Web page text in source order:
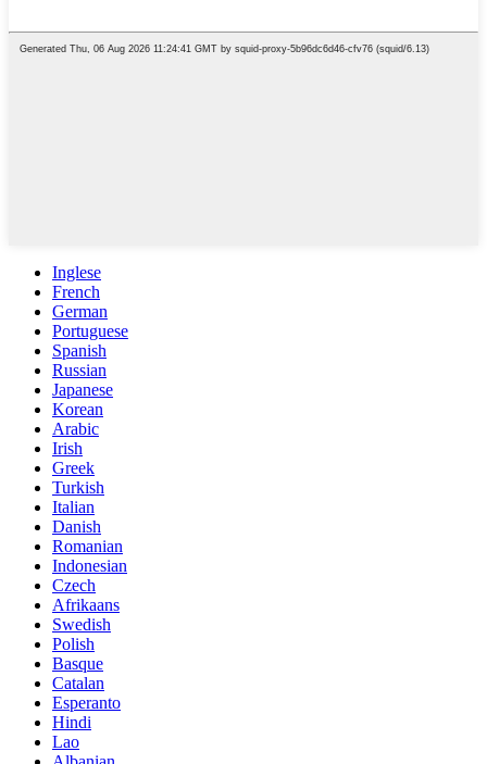
Inglese
French
German
Portuguese
Spanish
Russian
Japanese
Korean
Arabic
Irish
Greek
Turkish
Italian
Danish
Romanian
Indonesian
Czech
Afrikaans
Swedish
Polish
Basque
Catalan
Esperanto
Hindi
Lao